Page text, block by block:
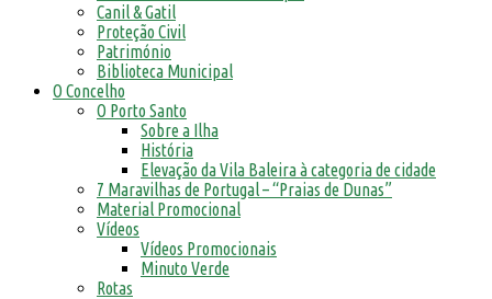
Canil & Gatil
Proteção Civil
Património
Biblioteca Municipal
O Concelho
O Porto Santo
Sobre a Ilha
História
Elevação da Vila Baleira à categoria de cidade
7 Maravilhas de Portugal – “Praias de Dunas”
Material Promocional
Vídeos
Vídeos Promocionais
Minuto Verde
Rotas